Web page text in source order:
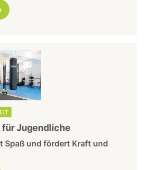
für Jugendliche
Spaß und fördert Kraft und